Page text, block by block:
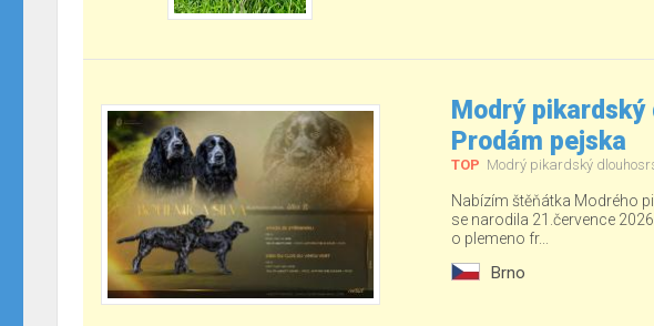
Modrý
Prodám pejska
TOP Modrý pikardský
Nabízím štěňátka Modrého
se narodila 21.července
o plemeno fr...
Brno